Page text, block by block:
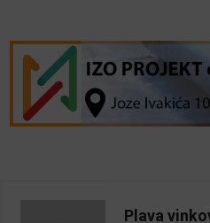
Plava